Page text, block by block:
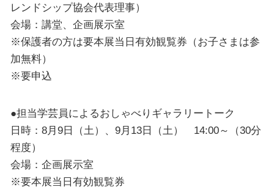
レンドシップ協会代表理事）
会場：講堂、企画展示室
※保護者の方は要本展当日有効観覧券（お子さまは参
加無料）
※要申込
●担当学芸員によるおしゃべりギャラリートーク
日時：8月9日（土）、9月13日（土） 14:00～（30分
程度）
会場：企画展示室
※要本展当日有効観覧券